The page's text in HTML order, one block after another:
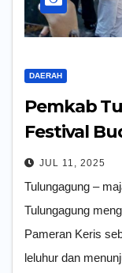
DAERAH
Pemkab
Festival
Pameran
JUL 11, 2025
Tulungagung –
Tulungagung
Pameran Keris
leluhur dan